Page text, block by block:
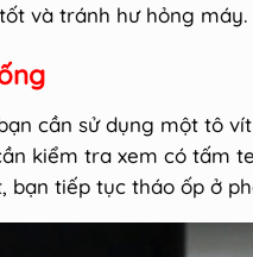
và tránh hư hỏng máy.
cần sử dụng một tô
kiểm tra xem có tấm
bạn tiếp tục tháo ốp ở